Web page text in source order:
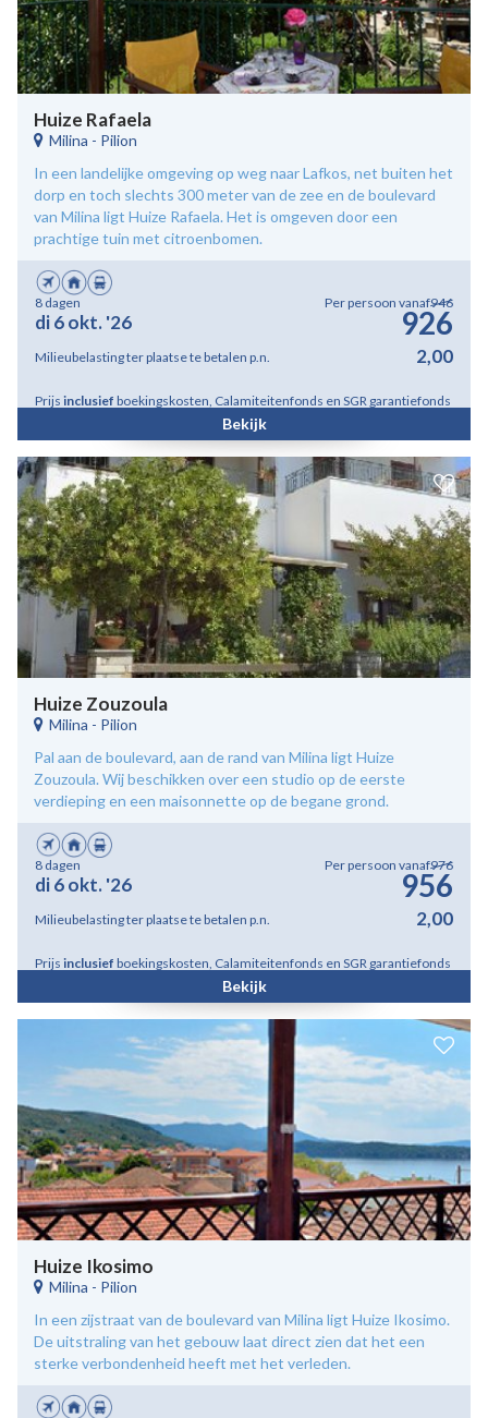
Huize Rafaela
Milina - Pilion
In een landelijke omgeving op weg naar Lafkos, net buiten het
dorp en toch slechts 300 meter van de zee en de boulevard
van Milina ligt Huize Rafaela. Het is omgeven door een
prachtige tuin met citroenbomen.
8 dagen
di 6 okt. '26
Per persoon vanaf946
926
Milieubelasting ter plaatse te betalen p.n. 2,00
Prijs inclusief boekingskosten, Calamiteitenfonds en SGR garantiefonds
Bekijk
Huize Zouzoula
Milina - Pilion
Pal aan de boulevard, aan de rand van Milina ligt Huize
Zouzoula. Wij beschikken over een studio op de eerste
verdieping en een maisonnette op de begane grond.
8 dagen
di 6 okt. '26
Per persoon vanaf976
956
Milieubelasting ter plaatse te betalen p.n. 2,00
Prijs inclusief boekingskosten, Calamiteitenfonds en SGR garantiefonds
Bekijk
Huize Ikosimo
Milina - Pilion
In een zijstraat van de boulevard van Milina ligt Huize Ikosimo.
De uitstraling van het gebouw laat direct zien dat het een
sterke verbondenheid heeft met het verleden.